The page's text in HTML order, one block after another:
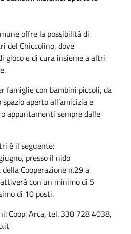
offre la possibilità di
del Chiccolino, dove
gioco e di cura insieme a altri
famiglie con bambini piccoli, da
aperto all’amicizia e
appuntamenti sempre dalle
è il seguente:
giugno, presso il nido
della Cooperazione n.29 a
con un minimo di 5
di 10 posti.
Coop. Arca, tel. 338 728 4038,